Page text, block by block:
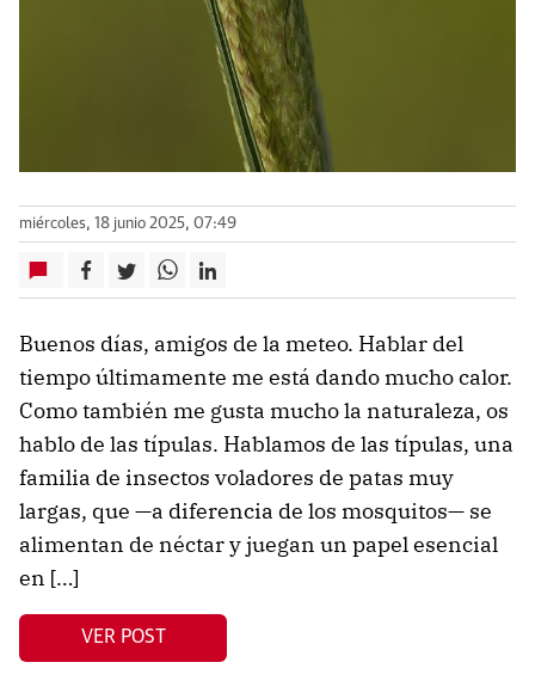
miércoles, 18 junio 2025, 07:49
Buenos días, amigos de la meteo. Hablar del
tiempo últimamente me está dando mucho calor.
Como también me gusta mucho la naturaleza, os
hablo de las típulas. Hablamos de las típulas, una
familia de insectos voladores de patas muy
largas, que —a diferencia de los mosquitos— se
alimentan de néctar y juegan un papel esencial
en […]
VER POST